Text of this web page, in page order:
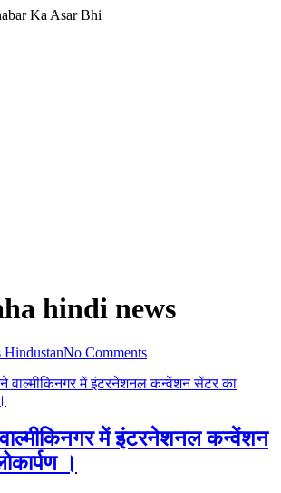
Ka Asar Bhi
hindi news
HindustanNo Comments
में इंटरनेशनल कन्वेंशन
।